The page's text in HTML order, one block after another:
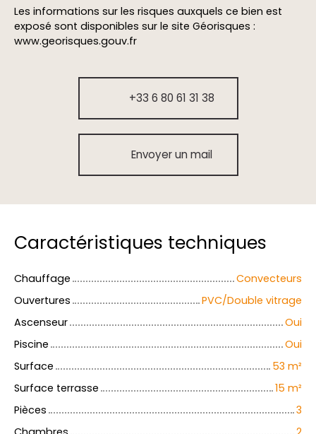
Les informations sur les risques auxquels ce bien est
exposé sont disponibles sur le site Géorisques :
www.georisques.gouv.fr
+33 6 80 61 31 38
Envoyer un mail
Caractéristiques techniques
Chauffage
Convecteurs
Ouvertures
PVC/Double vitrage
Ascenseur
Oui
Piscine
Oui
Surface
53 m²
Surface terrasse
15 m²
Pièces
3